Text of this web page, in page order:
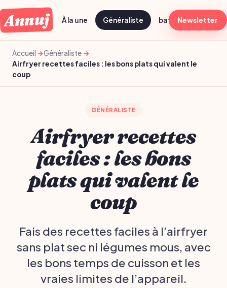
Annuj À la une Généraliste batch cooking
Newsletter
Accueil
Généraliste
Airfryer recettes faciles : les bons plats qui valent le
coup
GÉNÉRALISTE
Airfryer recettes
faciles : les bons
plats qui valent le
coup
Fais des recettes faciles à l’airfryer
sans plat sec ni légumes mous, avec
les bons temps de cuisson et les
vraies limites de l’appareil.